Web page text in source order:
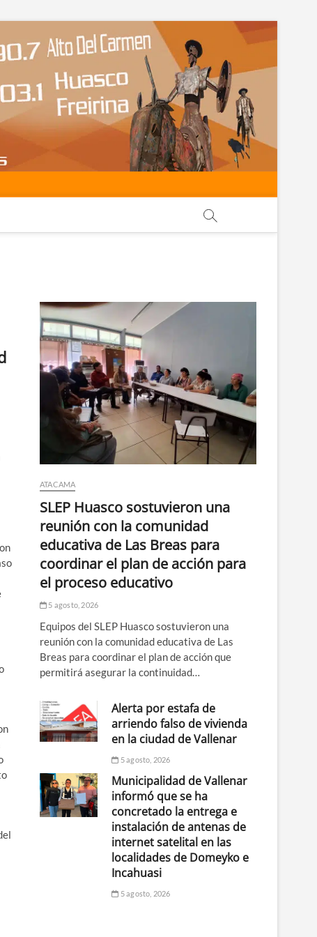
ATACAMA
SLEP Huasco sostuvieron una
reunión con la comunidad
educativa de Las Breas para
coordinar el plan de acción para
el proceso educativo
5 agosto, 2026
Equipos del SLEP Huasco sostuvieron una
reunión con la comunidad educativa de Las
Breas para coordinar el plan de acción que
permitirá asegurar la continuidad…
Alerta por estafa de
arriendo falso de vivienda
en la ciudad de Vallenar
5 agosto, 2026
Municipalidad de Vallenar
informó que se ha
concretado la entrega e
instalación de antenas de
internet satelital en las
localidades de Domeyko e
Incahuasi
5 agosto, 2026